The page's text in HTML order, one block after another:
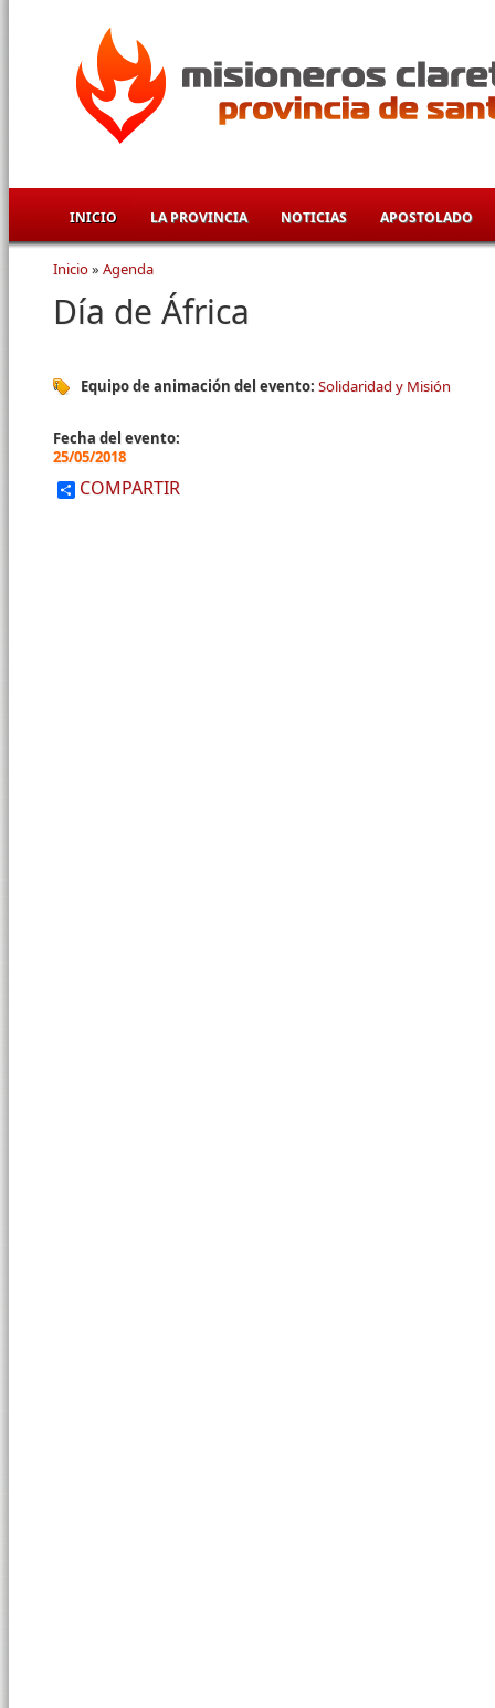
INICIO LA PROVINCIA NOTICIAS APOSTOLADO
Se encuentra usted aquí
Inicio» Agenda
Día de África
Equipo de animación del evento: Solidaridad y Misión
Fecha del evento:
25/05/2018
COMPARTIR